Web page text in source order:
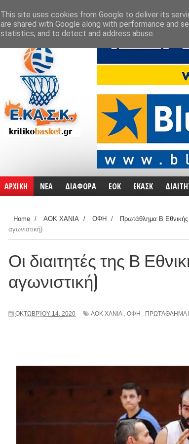
ΑΡΧΙΚΗ ΝΕΑ ΔΙΑΦΟΡΑ ΕΟΚ ΕΚΑΣΚ
Home / ΑΟΚ ΧΑΝΙΑ / ΟΦΗ / Πρωτάθλημα Β Εθνικής
αγωνιστική)
Οι διαιτητές της Β
αγωνιστική)
ΟΚΤΩΒΡΊΟΥ 14, 2020 ΑΟΚ ΧΑΝΙΑ , ΟΦΗ , ΠΡΩΤΆΘΛΗΜΑ
This site uses cookies from Google to deliver its
are shared with Google along with performance and
statistics, and to detect and address abuse.